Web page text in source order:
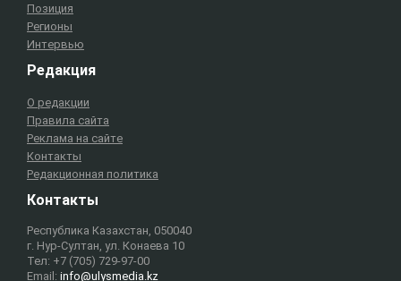
Позиция
Регионы
Интервью
Редакция
О редакции
Правила сайта
Реклама на сайте
Контакты
Редакционная политика
Контакты
Республика Казахстан, 050040
г. Нур-Султан, ул. Конаева 10
Тел: +7 (705) 729-97-00
Email: info@ulysmedia.kz